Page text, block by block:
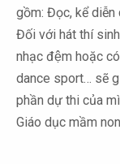
gồm: Đọc, kể diễn
Đối với hát thí
nhạc đệm hoặc
dance sport… sẽ
phần dự thi của
Giáo dục mầm